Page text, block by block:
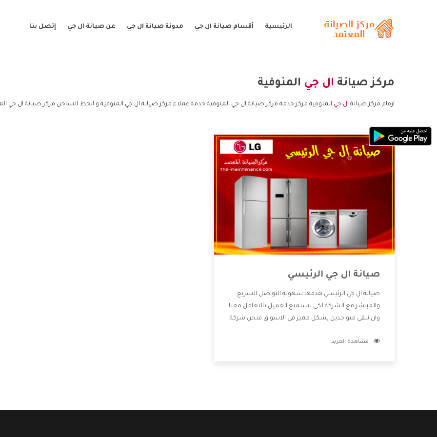
الرئيسية أقسام صيانة ال جي مدونة صيانة ال جي عن صيانة ال جي إتصل بنا
مركز صيانة ال جي المنوفية
ارقام مركز صيانة ال جي المنوفية مركز خدمة مركز صيانة ال جي المنوفية خدمة عملاء مركز صيانة ال جي المنوفية و الخط الساخن مركز صيانة ال جي
صيانة ال جي الرئيسي
صيانة ال جي الرئيسي هدفها سهولة التواصل السريع
والمباشر مع الشركة لكى يستمتع العميل بالتعامل معنا
وان نبقى متواجدين بشكل مميز فى الاسواق فنحن شركة
بالخدمات التى تنفرد الشركة بها والتى تكون منها خدمة
مشاهدة المزيد